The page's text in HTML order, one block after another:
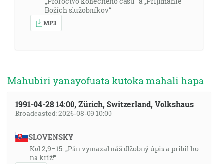
Božích služobníkov.“
MP3
Mahubiri yanayofuata kutoka mahali hapa
1991-04-28 14:00, Zürich, Switzerland, Volkshaus
Broadcasted: 2026-08-09 10:00
SLOVENSKY
Kol 2,9–15: „Pán vymazal náš dlžobný úpis a pribil ho
na kríž!“